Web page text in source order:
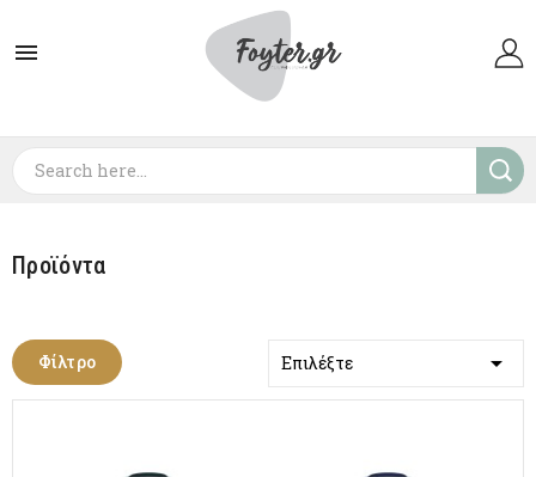

Προϊόντα
Φίλτρο Επιλέξτε 